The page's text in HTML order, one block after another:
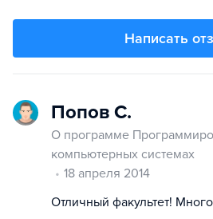
Написать
Попов С.
О программе
компьютерных системах
18 апреля 2014
Отличный факультет!